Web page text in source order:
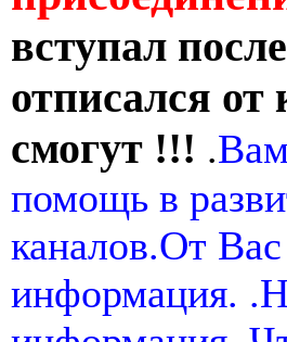
вступал
отписался
смогут !!! .
помощь в
каналов.От
информация.